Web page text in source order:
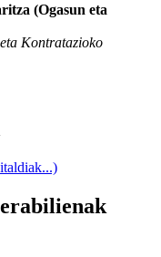
(Ogasun eta
Kontratazioko